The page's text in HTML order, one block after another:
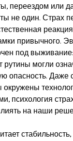
переездом или
не один. Страх
привычного.
под
рутины могли
опасность. Даже
окружены
психология
на наши